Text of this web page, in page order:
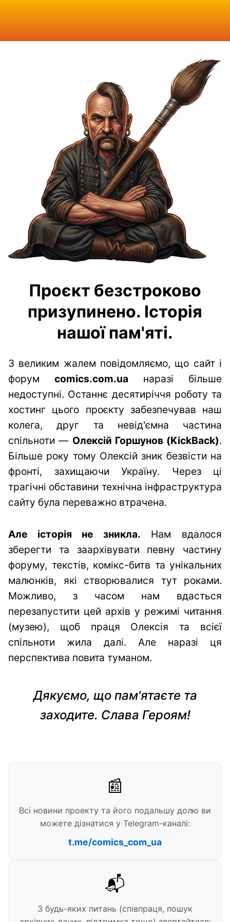
Проєкт безстроково
призупинено. Історія
нашої пам'яті.
З великим жалем повідомляємо, що сайт і
форум comics.com.ua наразі більше
недоступні. Останнє десятиріччя роботу та
хостинг цього проєкту забезпечував наш
колега, друг та невід'ємна частина
спільноти — Олексій Горшунов (KickBack).
Більше року тому Олексій зник безвісти на
фронті, захищаючи Україну. Через ці
трагічні обставини технічна інфраструктура
сайту була переважно втрачена.
Але історія не зникла. Нам вдалося
зберегти та заархівувати певну частину
форуму, текстів, комікс-битв та унікальних
малюнків, які створювалися тут роками.
Можливо, з часом нам вдасться
перезапустити цей архів у режимі читання
(музею), щоб праця Олексія та всієї
спільноти жила далі. Але наразі ця
перспектива повита туманом.
Дякуємо, що пам'ятаєте та
заходите. Слава Героям!
📰
Всі новини проекту та його подальшу долю ви
можете дізнатися у Telegram-каналі:
t.me/comics_com_ua
📬
З будь-яких питань (співпраця, пошук